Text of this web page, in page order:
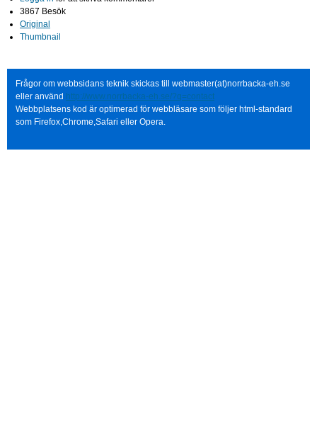
3867 Besök
Original
Thumbnail
Frågor om webbsidans teknik skickas till webmaster(at)norrbacka-eh.se
eller använd http://www.norrbacka-eh.se/?q=contact
Webbplatsens kod är optimerad för webbläsare som följer html-standard
som Firefox,Chrome,Safari eller Opera.